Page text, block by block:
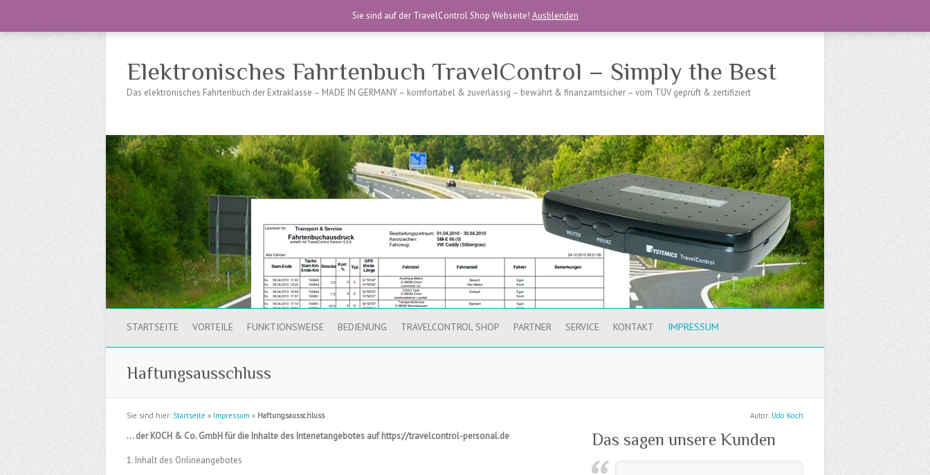
Elektronisches Fahrtenbuch TravelControl – Simply the Best
Das elektronisches Fahrtenbuch der Extraklasse – MADE IN GERMANY – komfortabel & zuverlässig – bewährt & finanzamtsicher – vom TÜV geprüft & zertifiziert
STARTSEITE VORTEILE FUNKTIONSWEISE BEDIENUNG TRAVELCONTROL SHOP PARTNER SERVICE KONTAKT IMPRESSUM
Haftungsausschluss
Autor: Udo Koch
Sie sind hier: Startseite » Impressum » Haftungsausschluss
… der KOCH & Co. GmbH für die Inhalte des Intenetangebotes auf https://travelcontrol-personal.de
1. Inhalt des Onlineangebotes
Das sagen unsere Kunden
Sie sind auf der TravelControl Shop Webseite! Ausblenden